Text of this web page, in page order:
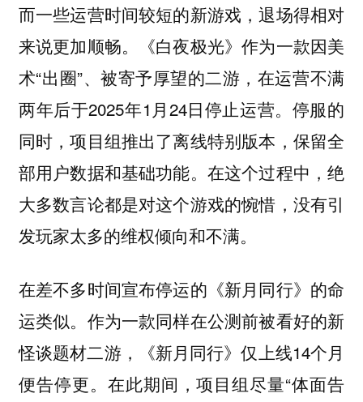
而一些运营时间较短的新游戏，退场得相对
来说更加顺畅。《白夜极光》作为一款因美
术“出圈”、被寄予厚望的二游，在运营不满
两年后于2025年1月24日停止运营。停服的
同时，项目组推出了离线特别版本，保留全
部用户数据和基础功能。在这个过程中，绝
大多数言论都是对这个游戏的惋惜，没有引
发玩家太多的维权倾向和不满。
在差不多时间宣布停运的《新月同行》的命
运类似。作为一款同样在公测前被看好的新
怪谈题材二游，《新月同行》仅上线14个月
便告停更。在此期间，项目组尽量“体面告